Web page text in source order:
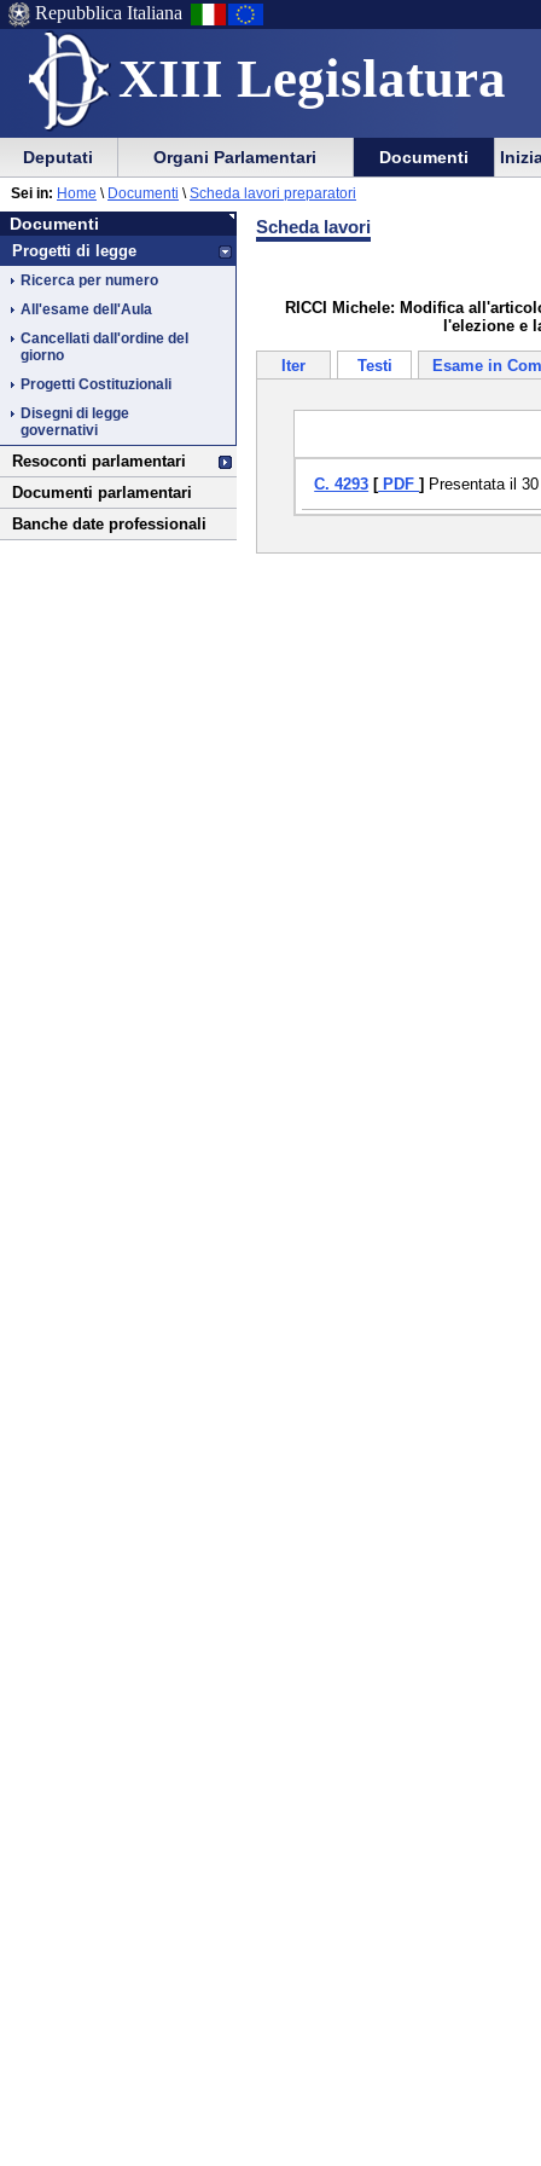
XIII Legislatura
Menu
di
ausilio
alla
navigazione
Vai
Menu
di
navigazione
principale
Repubblica Italiana
Menu
di
navigazione
principale
Vai
menu
di
sezione
Deputati Organi Parlamentari Documenti
Documenti
Vai
al
contenuto
Documenti
Progetti di legge
Ricerca per numero
All'esame dell'Aula
Cancellati dall'ordine del
giorno
Progetti Costituzionali
Disegni di legge
governativi
Resoconti parlamentari
Documenti parlamentari
Banche date professionali
Sei in: Home \ Documenti \ Scheda lavori preparatori
Scheda lavori
RICCI Michele: Modifica
l'elezione e
Iter Testi Esame in
C. 4293 [PDF] Presentata il